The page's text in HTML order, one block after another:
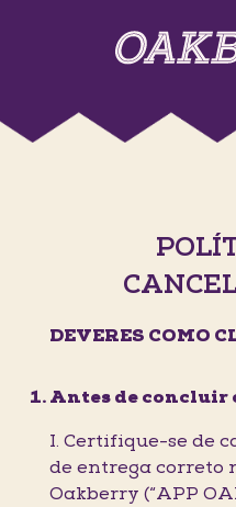
DEVERES COMO
Antes de concluir
I. Certifique-se de
de entrega correto
Oakberry (“APP